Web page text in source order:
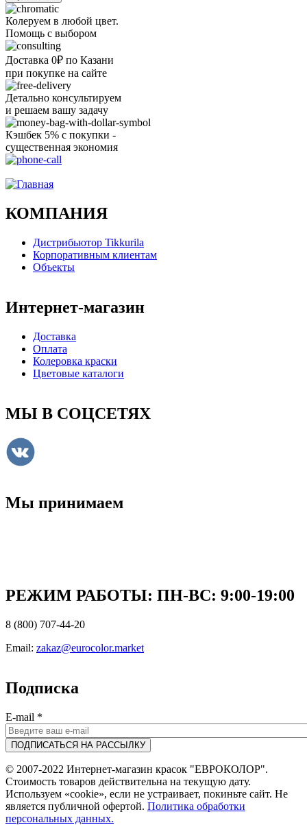
Колеруем в любой цвет.
Помощь с выбором
Доставка 0₽ по Казани
при покупке на сайте
Детально консультируем
и решаем вашу задачу
Кэшбек 5% с покупки -
существенная экономия
КОМПАНИЯ
Дистрибьютор Tikkurila
Корпоративным клиентам
Объекты
Интернет-магазин
Доставка
Оплата
Колеровка краски
Цветовые каталоги
МЫ В СОЦСЕТЯХ
Мы принимаем
РЕЖИМ РАБОТЫ: ПН-ВC: 9:00-19:00
8 (800) 707-44-20
Email: zakaz@eurocolor.market
Подписка
E-mail *
© 2007-2022 Интернет-магазин красок "ЕВРОКОЛОР".
Стоимость товаров действительна на текущую дату.
Используем «cookie», если не устраивает, покиньте сайт. Не
является публичной офертой. Политика обработки
персональных данных.